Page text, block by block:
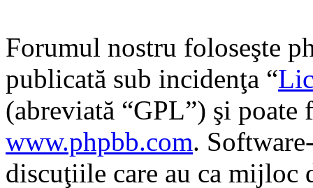
Forumul nostru foloseşte
publicată sub incidenţa “
(abreviată “GPL”) şi poate
www.phpbb.com.
discuţiile care au ca mijloc